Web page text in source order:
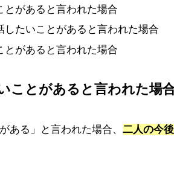
とがあると言われた場合
したいことがあると言われた場合
とがあると言われた場合
ことがあると言われた場
ある」と言われた場合、 二人の今